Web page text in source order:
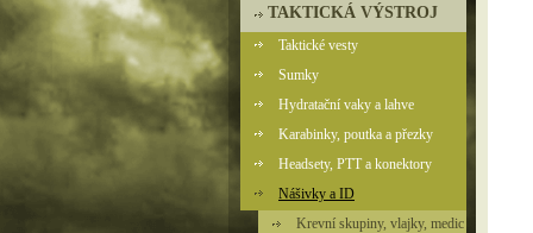
TAKTICKÁ VÝSTROJ
Taktické vesty
Sumky
Hydratační vaky a lahve
Karabinky, poutka a přezky
Headsety, PTT a konektory
Nášivky a ID
Krevní skupiny, vlajky, medic